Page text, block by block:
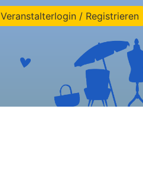
Veranstalterlogin / Registrieren